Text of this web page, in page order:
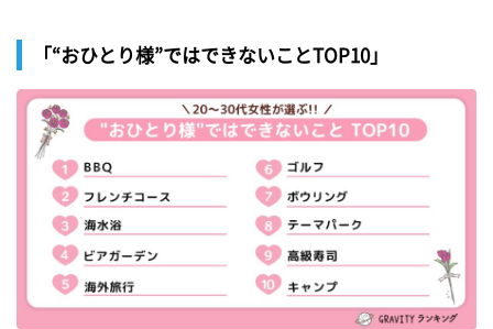
「“おひとり様”ではできないことTOP10」